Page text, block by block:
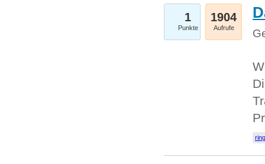
1
Punkte
1904
Aufrufe
ring